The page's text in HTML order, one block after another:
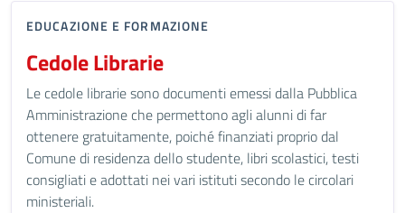
EDUCAZIONE E FORMAZIONE
Cedole Librarie
Le cedole librarie sono documenti emessi dalla Pubblica
Amministrazione che permettono agli alunni di far
ottenere gratuitamente, poiché finanziati proprio dal
Comune di residenza dello studente, libri scolastici, testi
consigliati e adottati nei vari istituti secondo le circolari
ministeriali.